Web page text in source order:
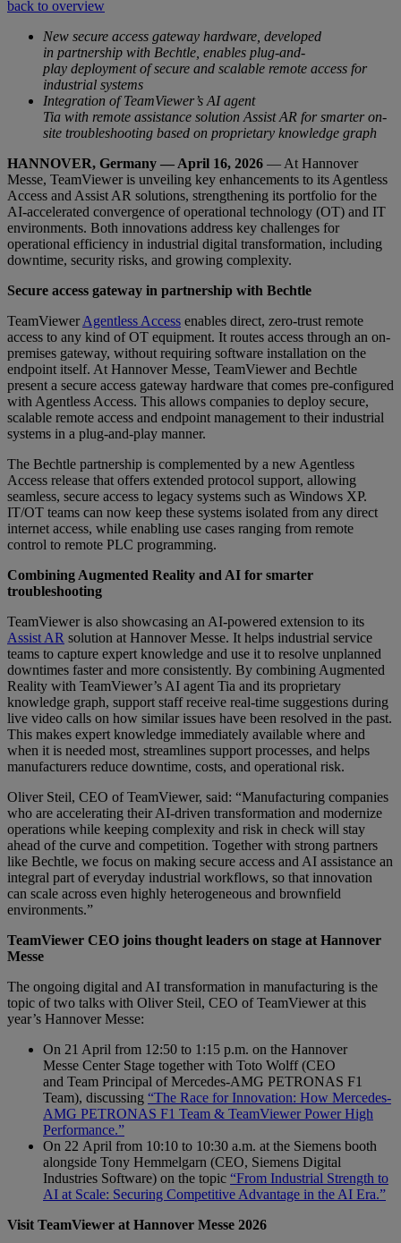
back to overview
New secure access gateway hardware, developed
in partnership with Bechtle, enables plug-and-
play deployment of secure and scalable remote access for
industrial systems
Integration of TeamViewer’s AI agent
Tia with remote assistance solution Assist AR for smarter on-
site troubleshooting based on proprietary knowledge graph
HANNOVER, Germany — April 16, 2026 — At Hannover
Messe, TeamViewer is unveiling key enhancements to its Agentless
Access and Assist AR solutions, strengthening its portfolio for the
AI-accelerated convergence of operational technology (OT) and IT
environments. Both innovations address key challenges for
operational efficiency in industrial digital transformation, including
downtime, security risks, and growing complexity.
Secure access gateway in partnership with Bechtle
TeamViewerAgentless Access enables direct, zero-trust remote
access to any kind of OT equipment. It routes access through an on-
premises gateway, without requiring software installation on the
endpoint itself. At Hannover Messe, TeamViewer and Bechtle
present a secure access gateway hardware that comes pre-configured
with Agentless Access. This allows companies to deploy secure,
scalable remote access and endpoint management to their industrial
systems in a plug-and-play manner.
The Bechtle partnership is complemented by a new Agentless
Access release that offers extended protocol support, allowing
seamless, secure access to legacy systems such as Windows XP.
IT/OT teams can now keep these systems isolated from any direct
internet access, while enabling use cases ranging from remote
control to remote PLC programming.
Combining Augmented Reality and AI for smarter
troubleshooting
TeamViewer is also showcasing an AI-powered extension to its
Assist AR solution at Hannover Messe. It helps industrial service
teams to capture expert knowledge and use it to resolve unplanned
downtimes faster and more consistently. By combining Augmented
Reality with TeamViewer’s AI agent Tia and its proprietary
knowledge graph, support staff receive real-time suggestions during
live video calls on how similar issues have been resolved in the past.
This makes expert knowledge immediately available where and
when it is needed most, streamlines support processes, and helps
manufacturers reduce downtime, costs, and operational risk.
Oliver Steil, CEO of TeamViewer, said: “Manufacturing companies
who are accelerating their AI-driven transformation and modernize
operations while keeping complexity and risk in check will stay
ahead of the curve and competition. Together with strong partners
like Bechtle, we focus on making secure access and AI assistance an
integral part of everyday industrial workflows, so that innovation
can scale across even highly heterogeneous and brownfield
environments.”
TeamViewer CEO joins thought leaders on stage at Hannover
Messe
The ongoing digital and AI transformation in manufacturing is the
topic of two talks with Oliver Steil, CEO of TeamViewer at this
year’s Hannover Messe:
On 21 April from 12:50 to 1:15 p.m. on the Hannover
Messe Center Stage together with Toto Wolff (CEO
and Team Principal of Mercedes-AMG PETRONAS F1
Team), discussing “The Race for Innovation: How Mercedes-
AMG PETRONAS F1 Team & TeamViewer Power High
Performance.”
On 22 April from 10:10 to 10:30 a.m. at the Siemens booth
alongside Tony Hemmelgarn (CEO, Siemens Digital
Industries Software) on the topic “From Industrial Strength to
AI at Scale: Securing Competitive Advantage in the AI Era.”
Visit TeamViewer at Hannover Messe 2026